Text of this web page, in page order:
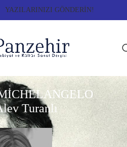
YAZILARINIZI GÖNDERİN!
Turanlı